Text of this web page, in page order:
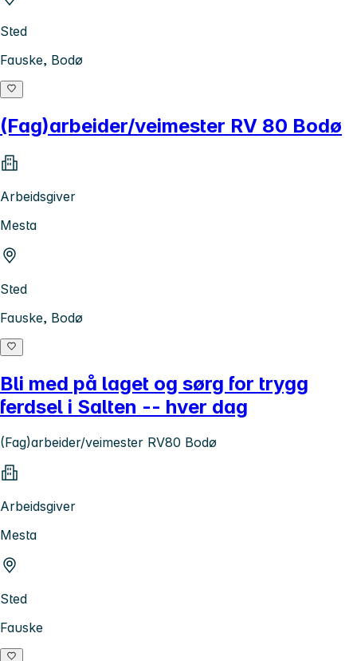
Sted
Fauske, Bodø
(Fag)arbeider/veimester RV 80 Bodø
Arbeidsgiver
Mesta
Sted
Fauske, Bodø
Bli med på laget og sørg for trygg
ferdsel i Salten -- hver dag
(Fag)arbeider/veimester RV80 Bodø
Arbeidsgiver
Mesta
Sted
Fauske